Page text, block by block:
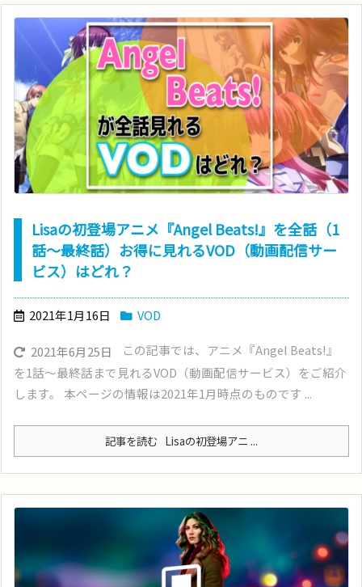
Lisaの初登場アニメ『Angel Beats!』を全話（1
話〜最終話）お得に見れるVOD（動画配信サー
ビス）はどれ？
2021年1月16日 VOD
2021年6月25日
この記事では、アニメ『Angel Beats!』
を1話〜最終話まで見れるVOD（動画配信サービス）をご紹介
します。 本ページの情報は2021年1月時点のものです ...
記事を読む Lisaの初登場アニ ...